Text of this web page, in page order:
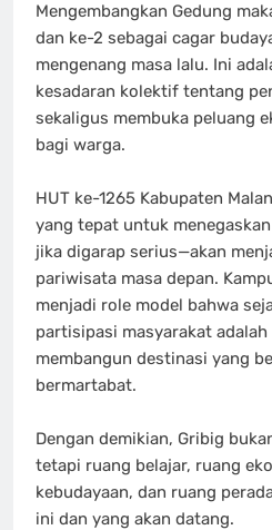
Mengembangkan Gedung
dan ke-2 sebagai cagar
mengenang masa lalu. Ini
kesadaran kolektif tentang
sekaligus membuka peluang
bagi warga.
HUT ke-1265 Kabupaten
yang tepat untuk
jika digarap serius—akan
pariwisata masa depan.
menjadi role model bahwa
partisipasi masyarakat
membangun destinasi yang
bermartabat.
Dengan demikian, Gribig
tetapi ruang belajar, ruang
kebudayaan, dan ruang
ini dan yang akan datang.